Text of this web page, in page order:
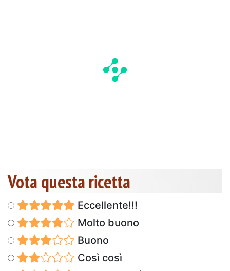
Vota questa ricetta
Eccellente!!!
Molto buono
Buono
Così così